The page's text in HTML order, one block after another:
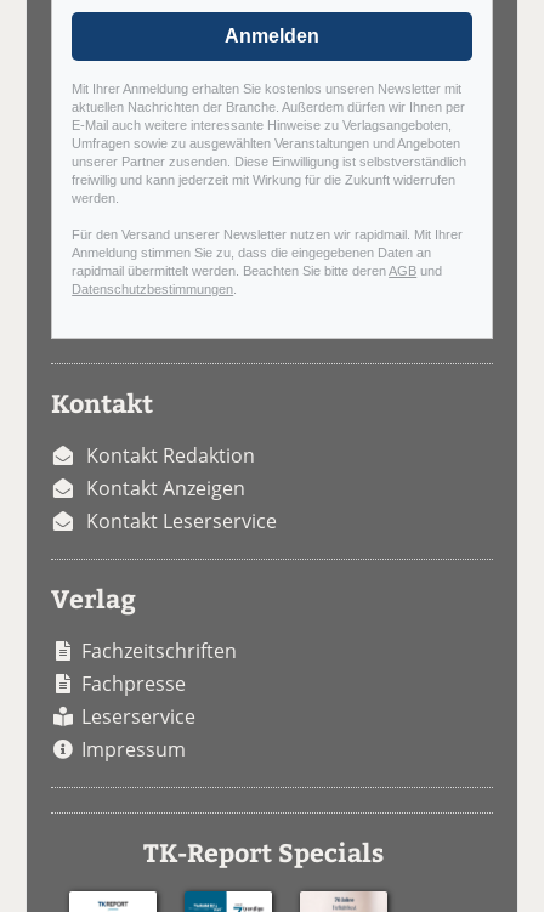
Anmelden
Mit Ihrer Anmeldung erhalten Sie kostenlos unseren Newsletter mit
aktuellen Nachrichten der Branche. Außerdem dürfen wir Ihnen per
E-Mail auch weitere interessante Hinweise zu Verlagsangeboten,
Umfragen sowie zu ausgewählten Veranstaltungen und Angeboten
unserer Partner zusenden. Diese Einwilligung ist selbstverständlich
freiwillig und kann jederzeit mit Wirkung für die Zukunft widerrufen
werden.
Für den Versand unserer Newsletter nutzen wir rapidmail. Mit Ihrer
Anmeldung stimmen Sie zu, dass die eingegebenen Daten an
rapidmail übermittelt werden. Beachten Sie bitte derenAGB und
Datenschutzbestimmungen
Kontakt
Kontakt Redaktion
Kontakt Anzeigen
Kontakt Leserservice
Verlag
Fachzeitschriften
Fachpresse
Leserservice
Impressum
TK-Report Specials